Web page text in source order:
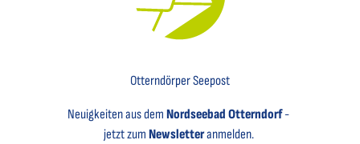
Otterndörper Seepost
Neuigkeiten aus demNordseebad Otterndorf-
jetzt zum Newsletteranmelden.